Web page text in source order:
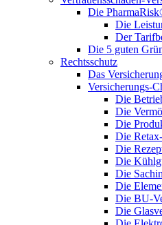
Die
Die
Der
Die 5 guten
Rechtsschutz
Das
Versicherungs-
Die
Die
Die
Die
Die
Die
Die
Die
Die BU-
Die